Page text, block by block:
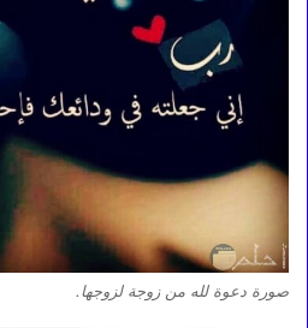
صورة دعوة لله من زوجة لزوجها.